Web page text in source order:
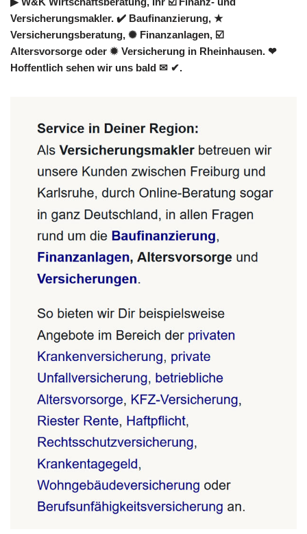
Versicherungsmakler. ✔️ Baufinanzierung, ★
Versicherungsberatung, ✺ Finanzanlagen, ☑️
Altersvorsorge oder ✹ Versicherung in Rheinhausen. ❤
Hoffentlich sehen wir uns bald ✉ ✔.